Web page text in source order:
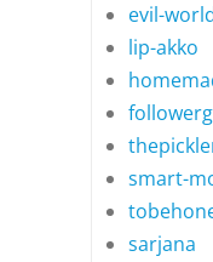
evil-
lip-akko
smart-
sarjana